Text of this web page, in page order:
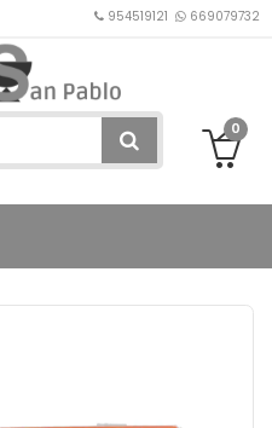
954519121 669079732
0